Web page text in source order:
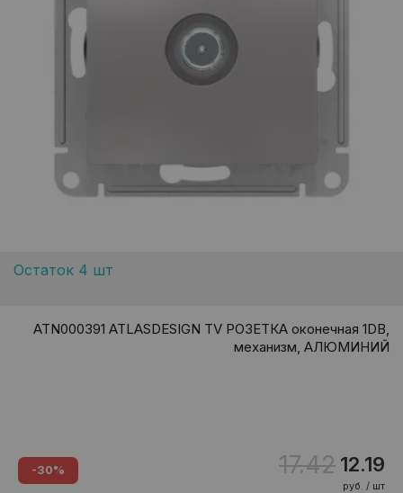
Остаток 4 шт
ATN000391 ATLASDESIGN TV РОЗЕТКА оконечная 1DB,
механизм, АЛЮМИНИЙ
-30% 17.42 12.19
руб. / шт